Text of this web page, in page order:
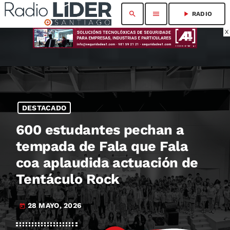
X
search menu play_arrow RADIO
DESTACADO
600 estudantes pechan a
tempada de Fala que Fala
coa aplaudida actuación de
Tentáculo Rock
today 28 MAYO, 2026